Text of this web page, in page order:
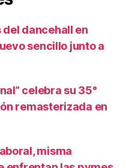
dancehall en
sencillo junto a
celebra su 35°
remasterizada en
misma